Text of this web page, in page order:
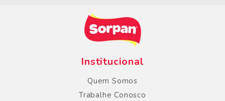
Institucional
Quem Somos
Trabalhe Conosco